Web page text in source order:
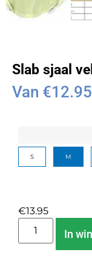
Slab sjaal
Van €12.95
S M
€13.95
In